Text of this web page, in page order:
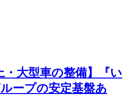
・大型車の整備】『い
ープの安定基盤あ